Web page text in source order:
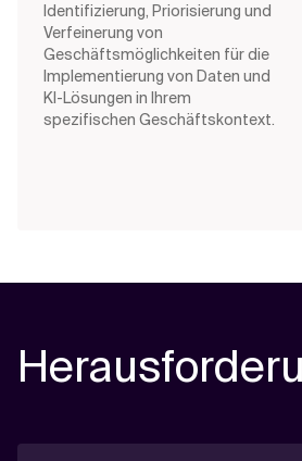
Identifizierung, Priorisierung und
Verfeinerung von
Geschäftsmöglichkeiten für die
Implementierung von Daten und
KI-Lösungen in Ihrem
spezifischen Geschäftskontext.